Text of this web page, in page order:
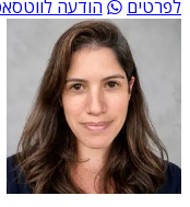
לפרטים הודעה